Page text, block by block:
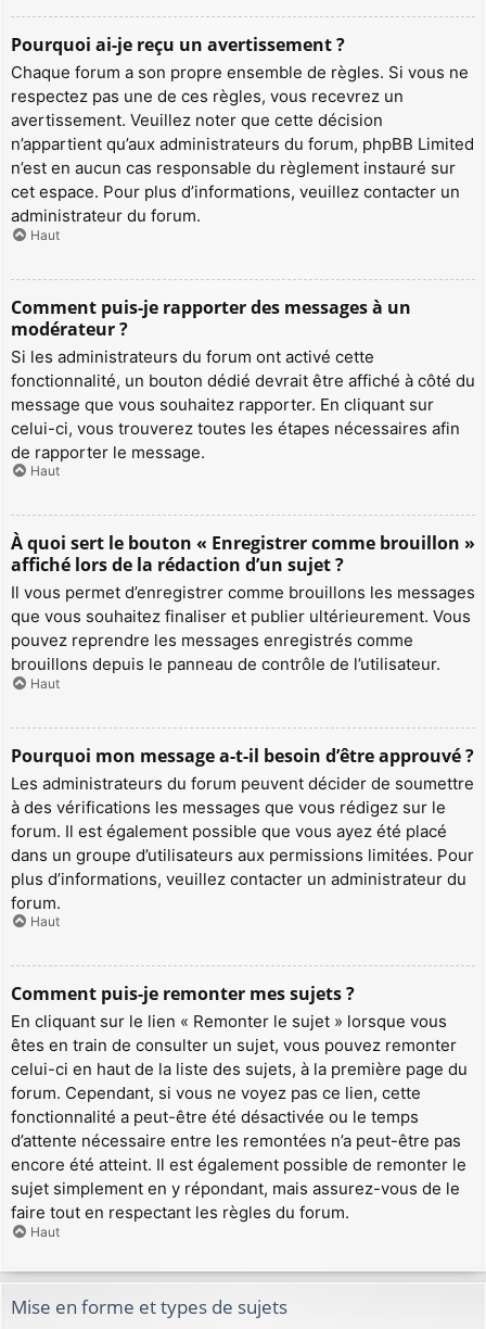
Pourquoi ai-je reçu un avertissement ?
Chaque forum a son propre ensemble de règles. Si vous ne
respectez pas une de ces règles, vous recevrez un
avertissement. Veuillez noter que cette décision
n’appartient qu’aux administrateurs du forum, phpBB Limited
n’est en aucun cas responsable du règlement instauré sur
cet espace. Pour plus d’informations, veuillez contacter un
administrateur du forum.
Haut
Comment puis-je rapporter des messages à un
modérateur ?
Si les administrateurs du forum ont activé cette
fonctionnalité, un bouton dédié devrait être affiché à côté du
message que vous souhaitez rapporter. En cliquant sur
celui-ci, vous trouverez toutes les étapes nécessaires afin
de rapporter le message.
Haut
À quoi sert le bouton « Enregistrer comme brouillon »
affiché lors de la rédaction d’un sujet ?
Il vous permet d’enregistrer comme brouillons les messages
que vous souhaitez finaliser et publier ultérieurement. Vous
pouvez reprendre les messages enregistrés comme
brouillons depuis le panneau de contrôle de l’utilisateur.
Haut
Pourquoi mon message a-t-il besoin d’être approuvé ?
Les administrateurs du forum peuvent décider de soumettre
à des vérifications les messages que vous rédigez sur le
forum. Il est également possible que vous ayez été placé
dans un groupe d’utilisateurs aux permissions limitées. Pour
plus d’informations, veuillez contacter un administrateur du
forum.
Haut
Comment puis-je remonter mes sujets ?
En cliquant sur le lien « Remonter le sujet » lorsque vous
êtes en train de consulter un sujet, vous pouvez remonter
celui-ci en haut de la liste des sujets, à la première page du
forum. Cependant, si vous ne voyez pas ce lien, cette
fonctionnalité a peut-être été désactivée ou le temps
d’attente nécessaire entre les remontées n’a peut-être pas
encore été atteint. Il est également possible de remonter le
sujet simplement en y répondant, mais assurez-vous de le
faire tout en respectant les règles du forum.
Haut
Mise en forme et types de sujets